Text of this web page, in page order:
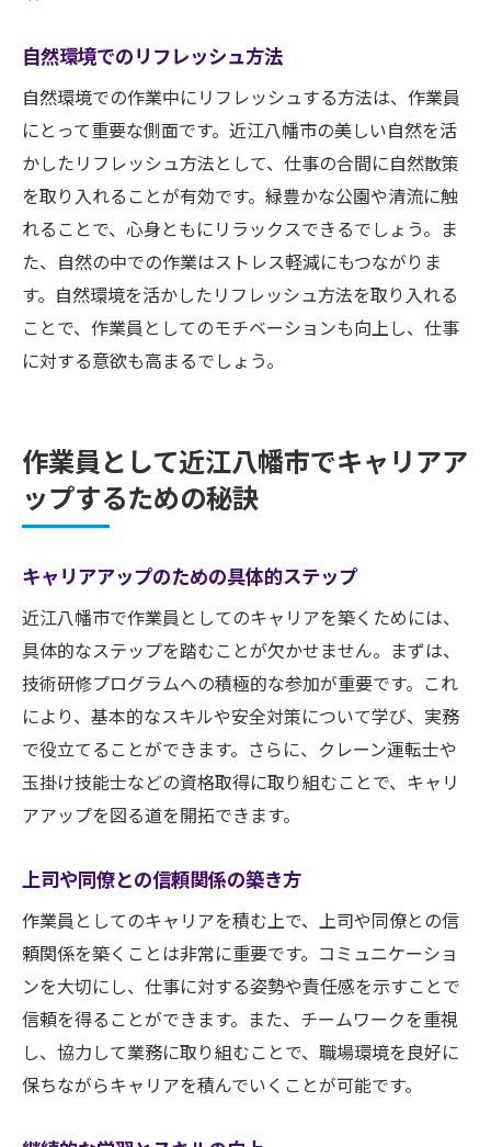
自然環境でのリフレッシュ方法
自然環境での作業中にリフレッシュする方法は、作業員
にとって重要な側面です。近江八幡市の美しい自然を活
かしたリフレッシュ方法として、仕事の合間に自然散策
を取り入れることが有効です。緑豊かな公園や清流に触
れることで、心身ともにリラックスできるでしょう。ま
た、自然の中での作業はストレス軽減にもつながりま
す。自然環境を活かしたリフレッシュ方法を取り入れる
ことで、作業員としてのモチベーションも向上し、仕事
に対する意欲も高まるでしょう。
作業員として近江八幡市でキャリアア
ップするための秘訣
キャリアアップのための具体的ステップ
近江八幡市で作業員としてのキャリアを築くためには、
具体的なステップを踏むことが欠かせません。まずは、
技術研修プログラムへの積極的な参加が重要です。これ
により、基本的なスキルや安全対策について学び、実務
で役立てることができます。さらに、クレーン運転士や
玉掛け技能士などの資格取得に取り組むことで、キャリ
アアップを図る道を開拓できます。
上司や同僚との信頼関係の築き方
作業員としてのキャリアを積む上で、上司や同僚との信
頼関係を築くことは非常に重要です。コミュニケーショ
ンを大切にし、仕事に対する姿勢や責任感を示すことで
信頼を得ることができます。また、チームワークを重視
し、協力して業務に取り組むことで、職場環境を良好に
保ちながらキャリアを積んでいくことが可能です。